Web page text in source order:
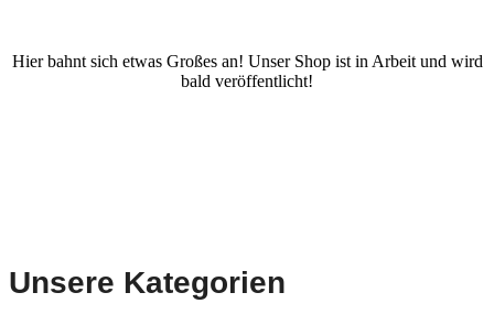
Hier bahnt sich etwas Großes an! Unser Shop ist in Arbeit und wird
bald veröffentlicht!
Unsere Kategorien